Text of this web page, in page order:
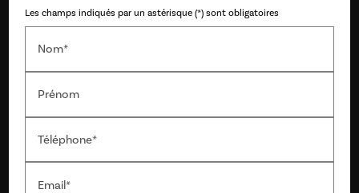
Les champs indiqués par un astérisque (*) sont obligatoires
Nom*
Prénom
Téléphone*
Email*